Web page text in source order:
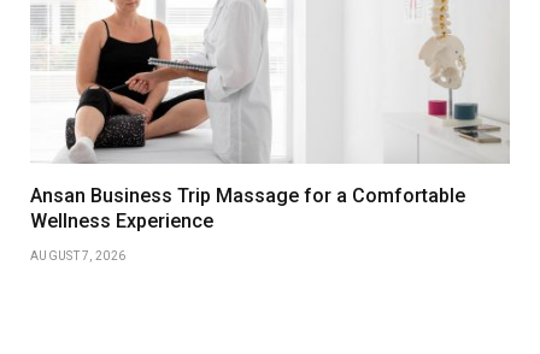
Ansan Business Trip Massage for a Comfortable
Wellness Experience
AUGUST 7, 2026